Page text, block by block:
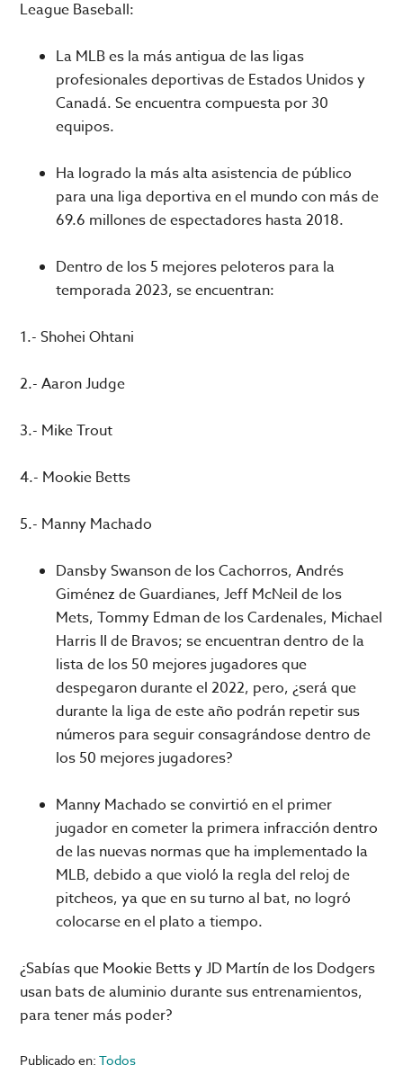
League Baseball:
La MLB es la más antigua de las ligas
profesionales deportivas de Estados Unidos y
Canadá. Se encuentra compuesta por 30
equipos.
Ha logrado la más alta asistencia de público
para una liga deportiva en el mundo con más de
69.6 millones de espectadores hasta 2018.
Dentro de los 5 mejores peloteros para la
temporada 2023, se encuentran:
1.- Shohei Ohtani
2.- Aaron Judge
3.- Mike Trout
4.- Mookie Betts
5.- Manny Machado
Dansby Swanson de los Cachorros, Andrés
Giménez de Guardianes, Jeff McNeil de los
Mets, Tommy Edman de los Cardenales, Michael
Harris II de Bravos; se encuentran dentro de la
lista de los 50 mejores jugadores que
despegaron durante el 2022, pero, ¿será que
durante la liga de este año podrán repetir sus
números para seguir consagrándose dentro de
los 50 mejores jugadores?
Manny Machado se convirtió en el primer
jugador en cometer la primera infracción dentro
de las nuevas normas que ha implementado la
MLB, debido a que violó la regla del reloj de
pitcheos, ya que en su turno al bat, no logró
colocarse en el plato a tiempo.
¿Sabías que Mookie Betts y JD Martín de los Dodgers
usan bats de aluminio durante sus entrenamientos,
para tener más poder?
Publicado en:Todos